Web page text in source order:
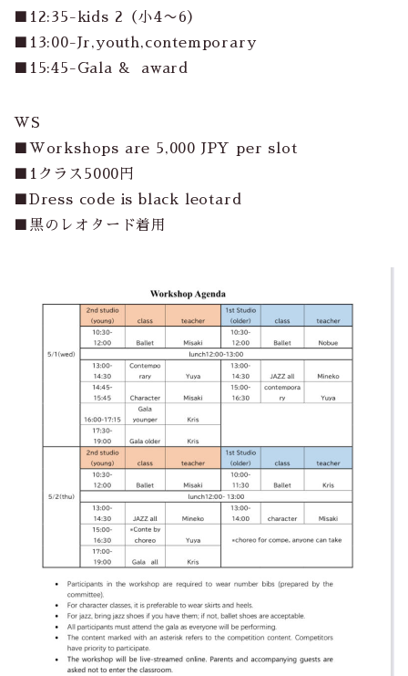
■12:35-kids 2（小4〜6）
■13:00-Jr,youth,contemporary
■15:45-Gala & award
WS
■Workshops are 5,000 JPY per slot
■1クラス5000円
■Dress code is black leotard
■黒のレオタード着用